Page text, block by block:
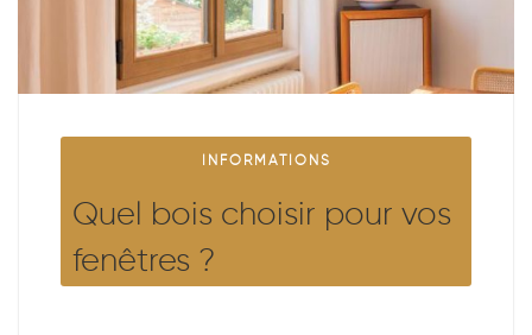
INFORMATIONS
Quel bois choisir pour vos
fenêtres ?